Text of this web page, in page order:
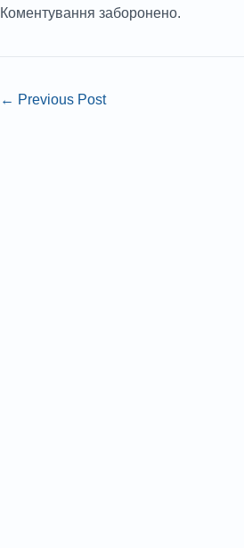
Коментування заборонено.
← Previous Post